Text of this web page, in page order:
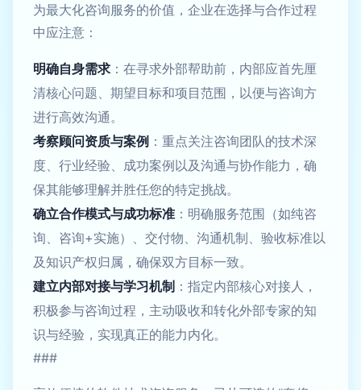
为最大化咨询服务的价值，企业在选择与合作过程
中应注意：
明确自身需求 ：在寻求外部帮助前，内部应首先厘
清核心问题、期望目标和项目范围，以便与咨询方
进行高效沟通。
考察顾问资质与案例 ：重点关注咨询团队的技术深
度、行业经验、成功案例以及沟通与协作能力，确
保其能够理解并胜任您的特定挑战。
确立合作模式与成功标准 ：明确服务范围（如纯咨
询、咨询+实施）、交付物、沟通机制、验收标准以
及知识产权归属，确保双方目标一致。
建立内部对接与学习机制 ：指定内部核心对接人，
积极参与咨询过程，主动吸收和转化外部专家的知
识与经验，实现真正的能力内化。
###